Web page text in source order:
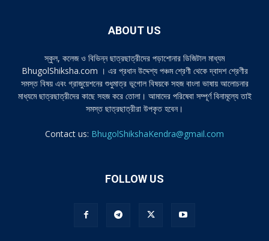
ABOUT US
স্কুল, কলেজ ও বিভিন্ন ছাত্রছাত্রীদের পড়াশোনার ডিজিটাল মাধ্যম
BhugolShiksha.com । এর প্রধান উদ্দেশ্য পঞ্চম শ্রেণী থেকে দ্বাদশ শ্রেণীর
সমস্ত বিষয় এবং গ্রাজুয়েশনের শুধুমাত্র ভূগোল বিষয়কে সহজ বাংলা ভাষায় আলোচনার
মাধ্যমে ছাত্রছাত্রীদের কাছে সহজ করে তোলা। আমাদের পরিষেবা সম্পূর্ণ বিনামূল্যে তাই
সমস্ত ছাত্রছাত্রীরা উপকৃত হবেন।
Contact us: BhugolShikshaKendra@gmail.com
FOLLOW US